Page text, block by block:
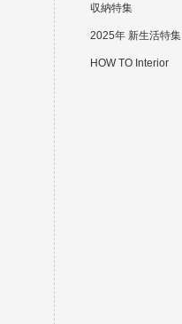
収納特集
2025年 新生活特集
HOW TO Interior